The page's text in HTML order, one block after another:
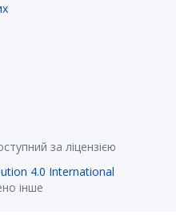
за ліцензією
4.0 International
інше